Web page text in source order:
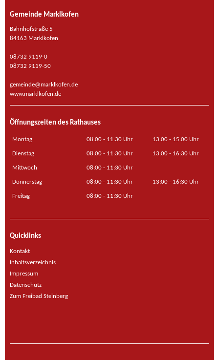
Gemeinde Marklkofen
Bahnhofstraße 5
84163 Marklkofen
08732 9119-0
08732 9119-50
gemeinde@marklkofen.de
www.marklkofen.de
Öffnungszeiten des Rathauses
Montag 08:00 - 11:30 Uhr 13:00 - 15:00 Uhr
Dienstag 08:00 - 11:30 Uhr 13:00 - 16:30 Uhr
Mittwoch 08:00 - 11:30 Uhr
Donnerstag 08:00 - 11:30 Uhr 13:00 - 16:30 Uhr
Freitag 08:00 - 11:30 Uhr
Quicklinks
Kontakt
Inhaltsverzeichnis
Impressum
Datenschutz
Zum Freibad Steinberg